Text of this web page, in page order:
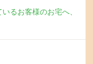
るお客様のお宅へ、